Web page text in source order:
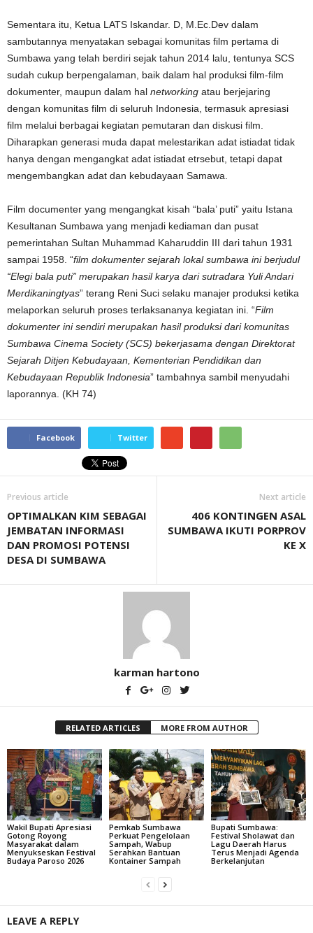
Sementara itu, Ketua LATS Iskandar. D, M.Ec.Dev dalam
sambutannya menyatakan sebagai komunitas film pertama di
Sumbawa yang telah berdiri sejak tahun 2014 lalu, tentunya SCS
sudah cukup berpengalaman, baik dalam hal produksi film-film
dokumenter, maupun dalam hal networking atau berjejaring
dengan komunitas film di seluruh Indonesia, termasuk apresiasi
film melalui berbagai kegiatan pemutaran dan diskusi film.
Diharapkan generasi muda dapat melestarikan adat istiadat tidak
hanya dengan mengangkat adat istiadat etrsebut, tetapi dapat
mengembangkan adat dan kebudayaan Samawa.
Film documenter yang mengangkat kisah “bala’ puti” yaitu Istana
Kesultanan Sumbawa yang menjadi kediaman dan pusat
pemerintahan Sultan Muhammad Kaharuddin III dari tahun 1931
sampai 1958. “film dokumenter sejarah lokal sumbawa iniberjudul
“Elegi bala puti” merupakan hasil karya dari sutradara Yuli Andari
Merdikaningtyas” terang Reni Suci selaku manajer produksi ketika
melaporkan seluruh proses terlaksananya kegiatan ini. “Film
dokumenter inisendirimerupakan hasil produksi dari komunitas
Sumbawa Cinema Society (SCS) bekerjasama dengan Direktorat
Sejarah Ditjen Kebudayaan, Kementerian Pendidikan dan
Kebudayaan RepublikIndonesia” tambahnya sambil menyudahi
laporannya. (KH 74)
Facebook Twitter
Previous article
OPTIMALKAN KIM SEBAGAI
JEMBATAN INFORMASI
DAN PROMOSI POTENSI
DESA DI SUMBAWA
Next article
406 KONTINGEN ASAL
SUMBAWA IKUTI PORPROV
KE X
karman hartono
RELATED ARTICLES MORE FROM AUTHOR
Wakil Bupati Apresiasi
Gotong Royong
Masyarakat dalam
Menyukseskan Festival
Budaya Paroso 2026
Pemkab Sumbawa
Perkuat Pengelolaan
Sampah, Wabup
Serahkan Bantuan
Kontainer Sampah
Bupati Sumbawa:
Festival Sholawat dan
Lagu Daerah Harus
Terus Menjadi Agenda
Berkelanjutan
LEAVE A REPLY